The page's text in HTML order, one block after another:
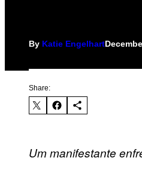
By Katie Engelhart
Share:
Um manifestante